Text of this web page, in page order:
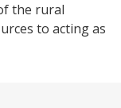
the rural
to acting as